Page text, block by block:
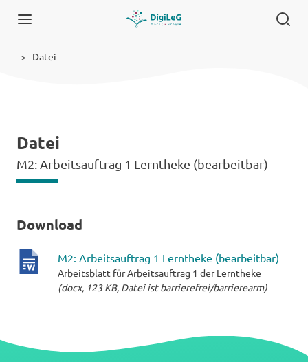
Datei
Datei
M2: Arbeitsauftrag 1 Lerntheke (bearbeitbar)
Download
M2: Arbeitsauftrag 1 Lerntheke (bearbeitbar)
Arbeitsblatt für Arbeitsauftrag 1 der Lerntheke
(docx, 123 KB, Datei ist barrierefrei/barrierearm)